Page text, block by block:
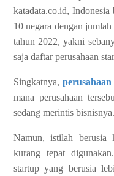
katadata.co.id, Indonesia
10 negara dengan
tahun 2022, yakni
saja daftar perusahaan
Singkatnya,
mana perusahaan
sedang merintis bisnisnya.
Namun, istilah berusia
kurang tepat
startup yang berusia